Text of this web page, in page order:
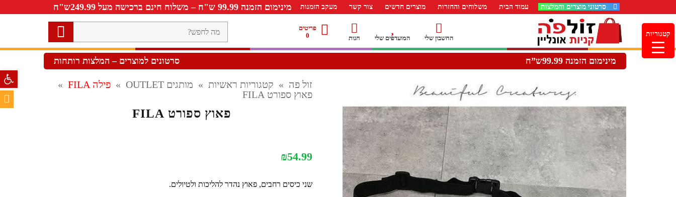
סרטוני מוצרים והמלצות עמוד הבית משלוחים והחזרות מוצרים חדשים צור קשר מעקב הזמנות מינימום הזמנה 99.99 ש"ח – משלוח חינם ברכישה מעל 249.99ש"ח
החשבון שלי המועדפים שלי חנות
פריטים
0
לחפש?
מינימום הזמנה 99.99ש”ח סרטונים למוצרים – המלצות רותחות
זול פה » קטגוריות ראשיות » מותגים OUTLET » פילה FILA
»
פאוץ ספורט FILA
פאוץ ספורט FILA
₪54.99
שני כיסים רחבים, פאוץ נהדר להליכות ולטיולים.
קטגוריות
פתח